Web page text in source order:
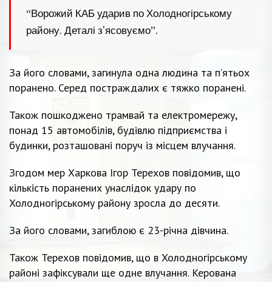
“Ворожий КАБ ударив по Холодногірському
району. Деталі зʼясовуємо”.
За його словами, загинула одна людина та пʼятьох
поранено. Серед постраждалих є тяжко поранені.
Також пошкоджено трамвай та електромережу,
понад 15 автомобілів, будівлю підприємства і
будинки, розташовані поруч із місцем влучання.
Згодом мер Харкова Ігор Терехов повідомив, що
кількість поранених унаслідок удару по
Холодногірському району зросла до десяти.
За його словами, загиблою є 23-річна дівчина.
Також Терехов повідомив, що в Холодногірському
районі зафіксували ще одне влучання. Керована